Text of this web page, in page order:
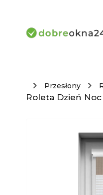
Przesłony
Roleta Dzień